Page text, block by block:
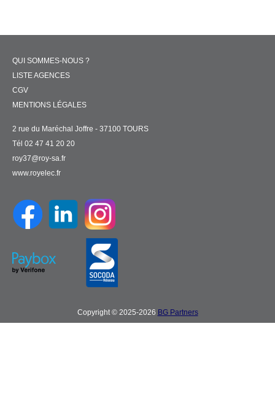
QUI SOMMES-NOUS ?
LISTE AGENCES
CGV
MENTIONS LÉGALES
2 rue du Maréchal Joffre - 37100 TOURS
Tél 02 47 41 20 20
roy37@roy-sa.fr
www.royelec.fr
Copyright © 2025-2026 BG Partners